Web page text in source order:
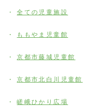
全ての児童施設
ももやま児童館
京都市藤城児童館
京都市北白川児童館
嵯峨ひかり広場